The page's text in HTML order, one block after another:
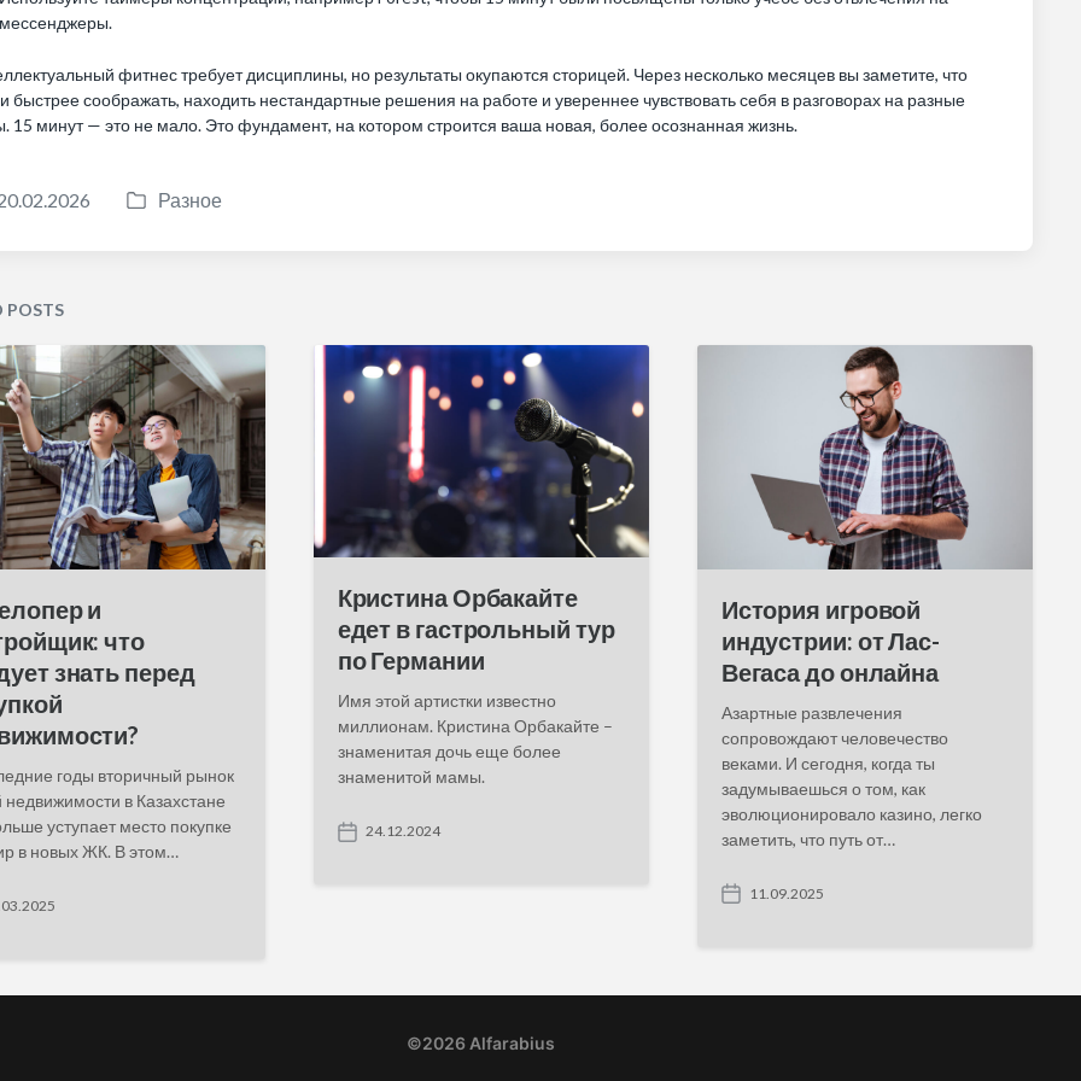
мессенджеры.
фитнес требует дисциплины, но результаты окупаются сторицей. Через несколько месяцев вы заметите, что
быстрее соображать, находить нестандартные решения на работе и увереннее чувствовать себя в разговорах на разные
15 минут — это не мало. Это фундамент, на котором строится ваша новая, более осознанная жизнь.
P
d
i
n
Разное
POSTS
и
что
знать перед
годы вторичный рынок
в Казахстане
уступает место покупке
в новых ЖК. В этом…
Кристина Орбакайте
едет в гастрольный тур
по Германии
Имя этой артистки известно
миллионам. Кристина Орбакайте –
знаменитая дочь еще более
знаменитой мамы.
P
e
24.12.2024
История игровой
индустрии: от Лас-
Вегаса до онлайна
Азартные развлечения
сопровождают человечество
веками. И сегодня, когда ты
задумываешься о том, как
эволюционировало казино, легко
заметить, что путь от…
P
11.09.2025
©2026 Alfarabius